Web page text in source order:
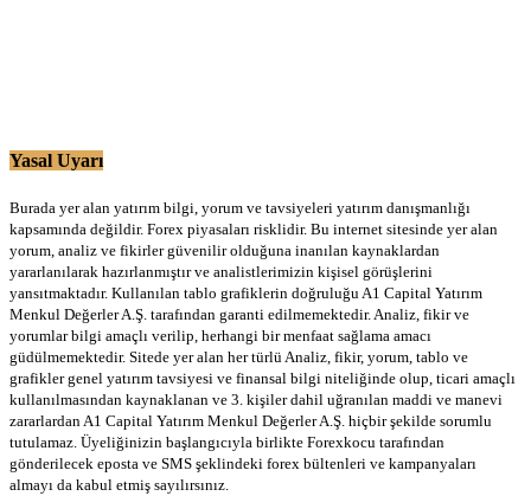
Yasal Uyarı
Burada yer alan yatırım bilgi, yorum ve tavsiyeleri yatırım danışmanlığı
kapsamında değildir. Forex piyasaları risklidir. Bu internet sitesinde yer alan
yorum, analiz ve fikirler güvenilir olduğuna inanılan kaynaklardan
yararlanılarak hazırlanmıştır ve analistlerimizin kişisel görüşlerini
yansıtmaktadır. Kullanılan tablo grafiklerin doğruluğu A1 Capital Yatırım
Menkul Değerler A.Ş. tarafından garanti edilmemektedir. Analiz, fikir ve
yorumlar bilgi amaçlı verilip, herhangi bir menfaat sağlama amacı
güdülmemektedir. Sitede yer alan her türlü Analiz, fikir, yorum, tablo ve
grafikler genel yatırım tavsiyesi ve finansal bilgi niteliğinde olup, ticari amaçlı
kullanılmasından kaynaklanan ve 3. kişiler dahil uğranılan maddi ve manevi
zararlardan A1 Capital Yatırım Menkul Değerler A.Ş. hiçbir şekilde sorumlu
tutulamaz. Üyeliğinizin başlangıcıyla birlikte Forexkocu tarafından
gönderilecek eposta ve SMS şeklindeki forex bültenleri ve kampanyaları
almayı da kabul etmiş sayılırsınız.